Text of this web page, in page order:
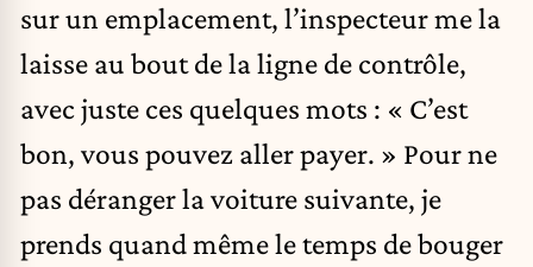
sur un emplacement, l’inspecteur me la
laisse au bout de la ligne de contrôle,
avec juste ces quelques mots : « C’est
bon, vous pouvez aller payer. » Pour ne
pas déranger la voiture suivante, je
prends quand même le temps de bouger